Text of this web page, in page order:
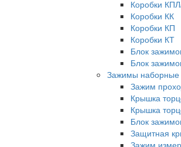
Коробки
Коробки КК
Коробки КП
Коробки КТ
Блок
Блок
Зажимы
Зажим
Крышка
Крышка
Блок
Защитная